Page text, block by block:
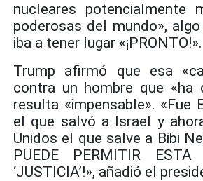
nucleares potencialmente
poderosas del mundo»,
iba a tener lugar «¡PRONTO!».
Trump afirmó que esa
contra un hombre que «ha
resulta «impensable». «Fue
el que salvó a Israel y
Unidos el que salve a Bibi
PUEDE PERMITIR ESTA
‘JUSTICIA’!», añadió el